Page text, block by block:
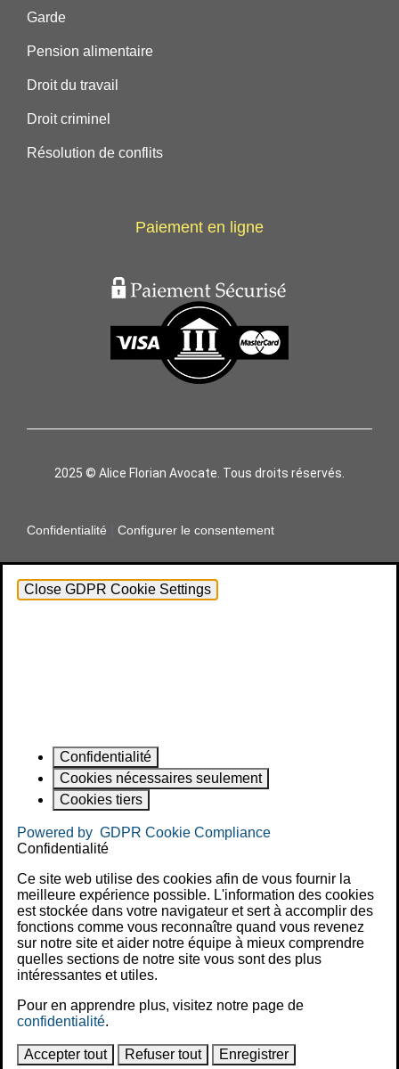
Garde
Pension alimentaire
Droit du travail
Droit criminel
Résolution de conflits
Paiement en ligne
2025 © Alice Florian Avocate. Tous droits réservés.
Confidentialité Configurer le consentement
Close GDPR Cookie Settings
Confidentialité
Cookies nécessaires seulement
Cookies tiers
Powered by GDPR Cookie Compliance
Confidentialité
Ce site web utilise des cookies afin de vous fournir la
meilleure expérience possible. L'information des cookies
est stockée dans votre navigateur et sert à accomplir des
fonctions comme vous reconnaître quand vous revenez
sur notre site et aider notre équipe à mieux comprendre
quelles sections de notre site vous sont des plus
intéressantes et utiles.
Pour en apprendre plus, visitez notre page de
confidentialité.
Accepter tout Refuser tout Enregistrer